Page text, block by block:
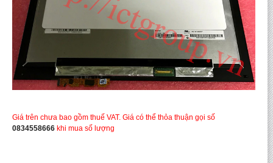
Giá trên chưa bao gồm thuế VAT. Giá có thể thỏa thuận gọi số
0834558666 khi mua số lượng